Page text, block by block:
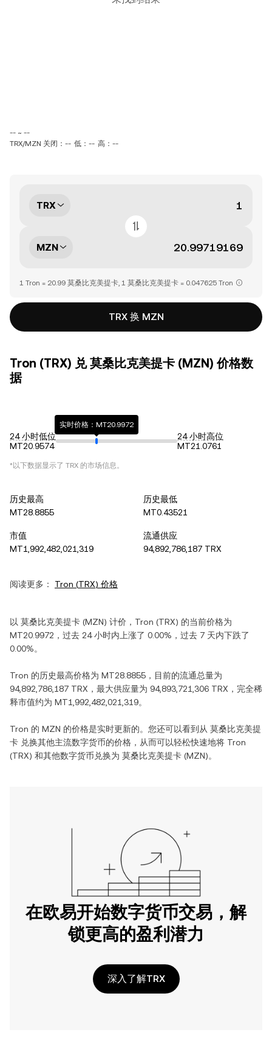
-- ~ --
TRX/MZN 关闭：-- 低：-- 高：--
TRX
MZN
1 Tron = 20.99 莫桑比克美提卡, 1 莫桑比克美提卡 = 0.047625 Tron
TRX 换 MZN
Tron (TRX) 兑 莫桑比克美提卡 (MZN) 价格数
据
24 小时低位
MT20.9574
实时价格：MT20.9972
24 小时高位
MT21.0761
*以下数据显示了 TRX 的市场信息。
历史最高
MT28.8855
历史最低
MT0.43521
市值
MT1,992,482,021,319
流通供应
94,892,786,187 TRX
阅读更多： Tron (TRX) 价格
以 莫桑比克美提卡 (MZN) 计价， Tron (TRX) 的当前价格为
MT20.9972 ，过去 24 小时内 上涨了 0.00% ，过去 7 天内下跌了
0.00%。
Tron 的历史最高价格为 MT28.8855 ，目前的流通总量为
94,892,786,187 TRX ，最大供应量为 94,893,721,306 TRX ，完全稀
释市值约为 MT1,992,482,021,319。
Tron 的 MZN 的价格是实时更新的。您还可以看到从 莫桑比克美提
卡 兑换其他主流数字货币的价格，从而可以轻松快速地将 Tron
(TRX) 和其他数字货币兑换为 莫桑比克美提卡 (MZN)。
在欧易开始数字货币交易，解
锁更高的盈利潜力
深入了解TRX